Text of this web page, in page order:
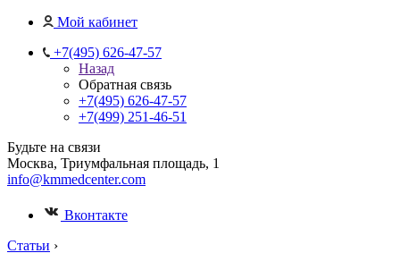
Мой кабинет
+7(495) 626-47-57
Назад
Обратная связь
+7(495) 626-47-57
+7(499) 251-46-51
Будьте на связи
Москва, Триумфальная площадь, 1
info@kmmedcenter.com
Вконтакте
Статьи ›